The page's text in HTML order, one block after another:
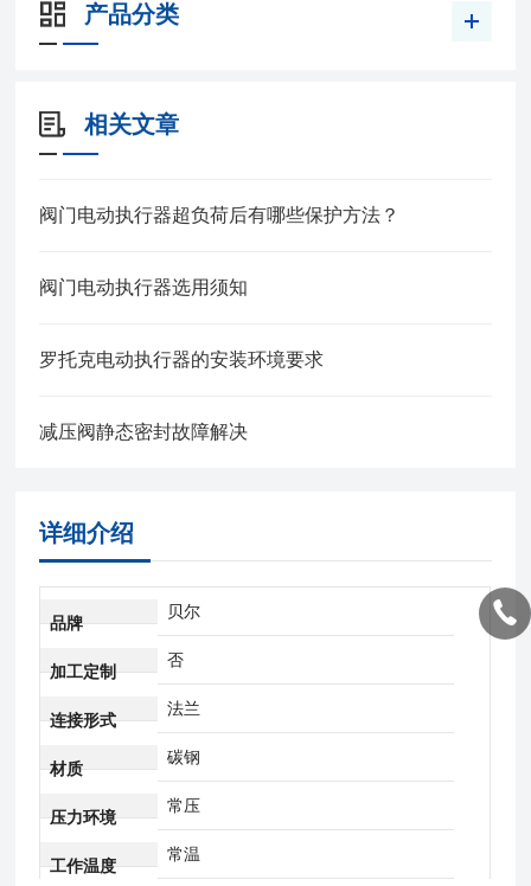
产品分类
相关文章
阀门电动执行器超负荷后有哪些保护方法？
阀门电动执行器选用须知
罗托克电动执行器的安装环境要求
减压阀静态密封故障解决
详细介绍
品牌
贝尔
加工定制
否
连接形式
法兰
材质
碳钢
压力环境
常压
工作温度
常温